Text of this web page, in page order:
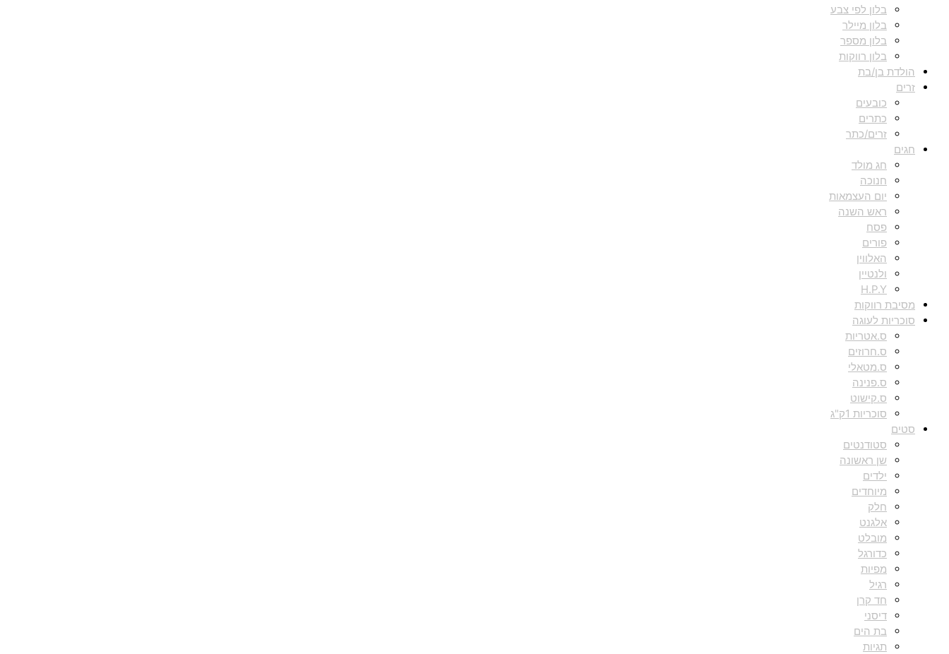
בלון לפי צבע
בלון מיילר
בלון מספר
בלון רווקות
הולדת בן/בת
זרים
כובעים
כתרים
זרים/כתר
חגים
חג מולד
חנוכה
יום העצמאות
ראש השנה
פסח
פורים
האלווין
ולנטיין
H.P.Y
מסיבת רווקות
סוכריות לעוגה
ס.אטריות
ס.חרוזים
ס.מטאלי
ס.פנינה
ס.קישוט
סוכריות 1ק"ג
סטים
סטודנטים
שן ראשונה
ילדים
מיוחדים
חלק
אלגנט
מובלט
כדורגל
מפיות
רגיל
חד קרן
דיסני
בת הים
תגיות